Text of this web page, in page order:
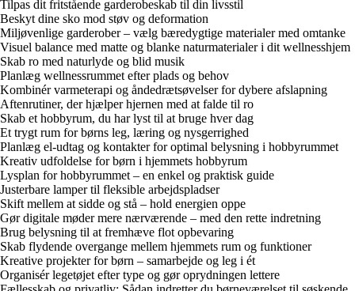
Tilpas dit fritstående garderobeskab til din livsstil
Beskyt dine sko mod støv og deformation
Miljøvenlige garderober – vælg bæredygtige materialer med omtanke
Visuel balance med matte og blanke naturmaterialer i dit wellnesshjem
Skab ro med naturlyde og blid musik
Planlæg wellnessrummet efter plads og behov
Kombinér varmeterapi og åndedrætsøvelser for dybere afslapning
Aftenrutiner, der hjælper hjernen med at falde til ro
Skab et hobbyrum, du har lyst til at bruge hver dag
Et trygt rum for børns leg, læring og nysgerrighed
Planlæg el-udtag og kontakter for optimal belysning i hobbyrummet
Kreativ udfoldelse for børn i hjemmets hobbyrum
Lysplan for hobbyrummet – en enkel og praktisk guide
Justerbare lamper til fleksible arbejdspladser
Skift mellem at sidde og stå – hold energien oppe
Gør digitale møder mere nærværende – med den rette indretning
Brug belysning til at fremhæve flot opbevaring
Skab flydende overgange mellem hjemmets rum og funktioner
Kreative projekter for børn – samarbejde og leg i ét
Organisér legetøjet efter type og gør oprydningen lettere